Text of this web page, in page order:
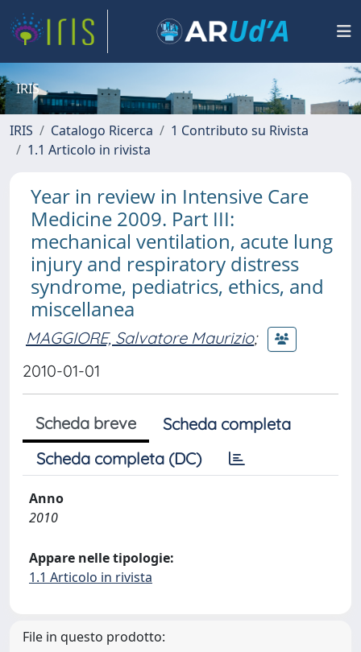
IRIS
IRIS Catalogo Ricerca
1 Contributo su Rivista
1.1 Articolo in rivista
Year in review in Intensive Care
Medicine 2009. Part III:
mechanical ventilation, acute lung
injury and respiratory distress
syndrome, pediatrics, ethics, and
miscellanea
MAGGIORE, Salvatore Maurizio;
2010-01-01
Scheda breve
Scheda completa
Scheda completa (DC)
Anno
2010
Appare nelle tipologie:
1.1 Articolo in rivista
File in questo prodotto: